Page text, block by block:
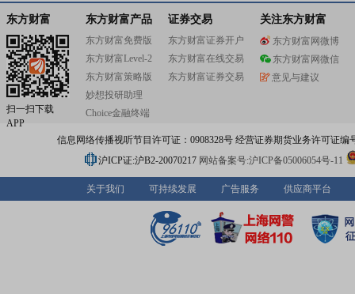
东方财富
扫一扫下载
APP
东方财富产品
东方财富免费版
东方财富Level-2
东方财富策略版
妙想投研助理
Choice金融终端
证券交易
东方财富证券开户
东方财富在线交易
东方财富证券交易
关注东方财富
东方财富网微博
东方财富网微信
意见与建议
信息网络传播视听节目许可证：0908328号 经营证券期货业务许可证编
沪ICP证:沪B2-20070217 网站备案号:沪ICP备05006054号-11
关于我们 可持续发展 广告服务 供应商平台